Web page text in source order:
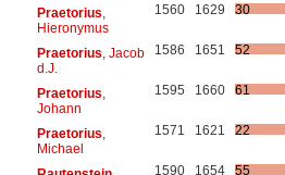
Praetorius
Hieronymus
1560 1629 30
Praetorius , Jacob
d.J.
1586 1651 52
Praetorius
Johann
1595 1660 61
Praetorius
Michael
1571 1621 22
1590 1654 55